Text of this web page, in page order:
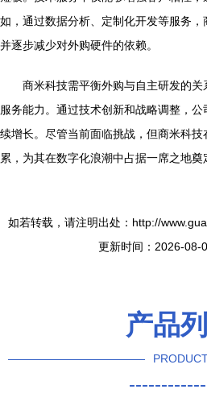
如，通过数据分析、定制化开发等服务，
并逐步减少对外购硬件的依赖。
商米科技需平衡外购与自主研发的
服务能力。通过技术创新和战略调整，
续增长。尽管当前面临挑战，但商米科
累，为其在数字化浪潮中占据一席之地奠
如若转载，请注明出处：http://
更新时间：2026-08-
产品